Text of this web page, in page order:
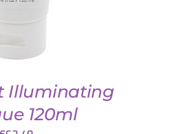
Illuminating
120ml